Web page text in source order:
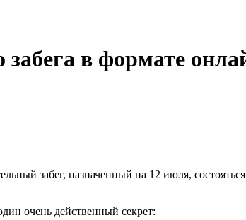
в формате
забег, назначенный на 12 июля,
очень действенный секрет: